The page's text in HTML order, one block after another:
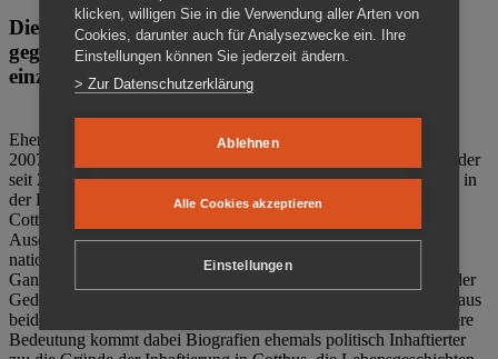
Die Gedenkstätte Zuchthaus Cottbus ist ein Ort
gegen das Vergessen. Anschaulich, nah und
einzigartig.
Ehemalige politische Häftlinge der DDR gründeten im Oktober
2007 den Verein Menschenrechtszentrum Cottbus e. V. (MRZ), der
seit 2011 Eigentümer des ehemaligen Gefängnisses (1860-2002) in
der Bautzener Straße und Träger der Gedenkstätte Zuchthaus
Cottbus ist. Im Zentrum der Arbeit der Gedenkstätte steht die
Auseinandersetzung mit politischem Unrecht während der
nationalsozialistischen Terrorherrschaft und der SED-Diktatur.
Ganzjährig zeigen mehrere Dauer- und Sonderausstellungen in der
Gedenkstätte Zuchthaus Cottbus Beispiele politischen Unrechts aus
beiden deutschen Diktaturen des 20. Jahrhunderts. Eine besondere
Bedeutung kommt dabei Biografien ehemals politisch Inhaftierter
klicken, willigen Sie in die Verwendung aller Arten von
Cookies, darunter auch für Analysezwecke ein. Ihre
Einstellungen können Sie jederzeit ändern.
> Zur Datenschutzerklärung
Ablehnen
Alle Cookies akzeptieren
Einstellungen